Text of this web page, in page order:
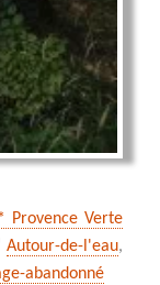
Provence Verte
Mots-
clés
Autour-de-l'eau,
abandonné